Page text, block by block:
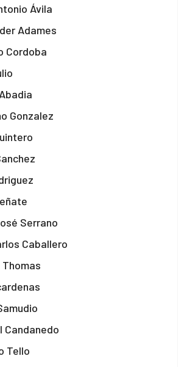
Ávila
Adames
Cordoba
Gonzalez
Serrano
Caballero
Thomas
Candanedo
Tello